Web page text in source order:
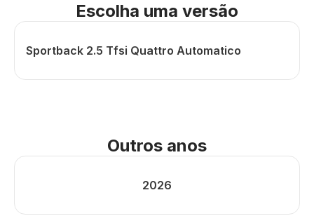
Escolha uma versão
Sportback 2.5 Tfsi Quattro Automatico
Outros anos
2026